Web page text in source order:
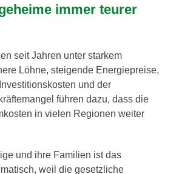
immer teurer
seit Jahren unter starkem
Löhne, steigende Energiepreise,
und der
führen dazu, dass die
in vielen Regionen weiter
und ihre Familien ist das
weil die gesetzliche